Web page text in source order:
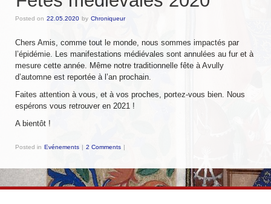
Messire Denis
Messire Catherine
Messire Jean-Pierre
Messire Edite
Sylvain
Posted on 22.05.2020 by Chroniqueur
Chers Amis, comme tout le monde, nous sommes impactés par
l’épidémie. Les manifestations médiévales sont annulées au fur et à
mesure cette année. Même notre traditionnelle fête à Avully
d’automne est reportée à l’an prochain.
Faites attention à vous, et à vos proches, portez-vous bien. Nous
espérons vous retrouver en 2021 !
A bientôt !
Posted in Evénements | 2 Comments |